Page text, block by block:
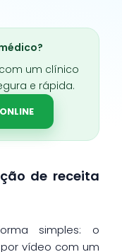
um clínico
e rápida.
de receita
simples: o
vídeo com um